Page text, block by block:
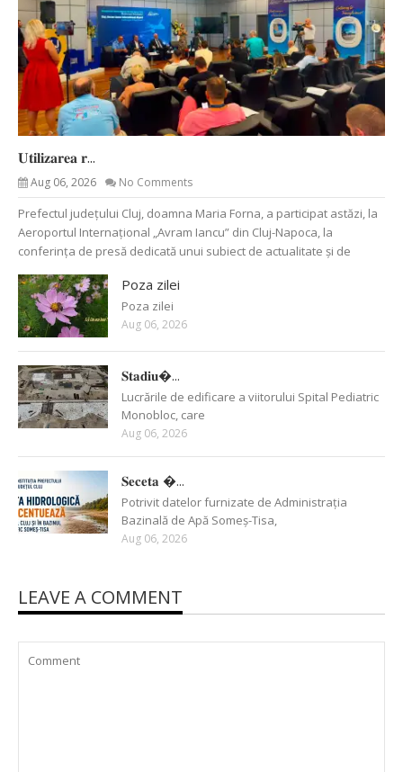
𝐔𝐭𝐢𝐥𝐢𝐳𝐚𝐫𝐞𝐚 𝐫...
Aug 06, 2026 No Comments
Prefectul județului Cluj, doamna Maria Forna, a participat astăzi, la
Aeroportul Internațional „Avram Iancu” din Cluj-Napoca, la
conferința de presă dedicată unui subiect de actualitate și de
Poza zilei
Poza zilei
Aug 06, 2026
𝐒𝐭𝐚𝐝𝐢𝐮�...
Lucrările de edificare a viitorului Spital Pediatric
Monobloc, care
Aug 06, 2026
𝐒𝐞𝐜𝐞𝐭𝐚 �...
Potrivit datelor furnizate de Administrația
Bazinală de Apă Someș-Tisa,
Aug 06, 2026
LEAVE A COMMENT